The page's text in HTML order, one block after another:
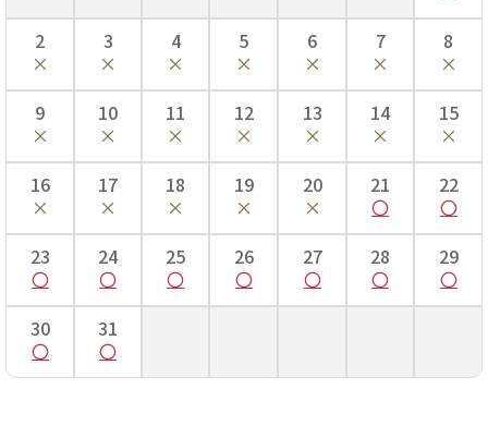
2 3 4 5 6 7 8
9 10 11 12 13 14 15
16 17 18 19 20 21 22
23 24 25 26 27 28 29
30 31